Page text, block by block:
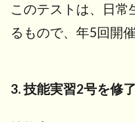
このテストは、日常
るもので、年5回開
3. 技能実習2号を修